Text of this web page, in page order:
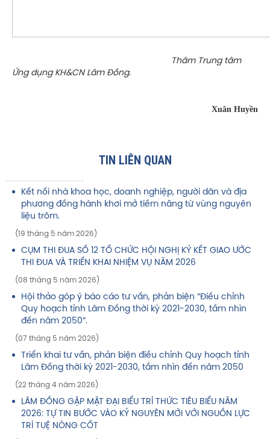
Thăm Trung tâm
Ứng dụng KH&CN Lâm Đồng.
Xuân Huyền
TIN LIÊN QUAN
Kết nối nhà khoa học, doanh nghiệp, người dân và địa
phương đồng hành khơi mở tiềm năng từ vùng nguyên
liệu trôm.
(19 tháng 5 năm 2026)
CỤM THI ĐUA SỐ 12 TỔ CHỨC HỘI NGHỊ KÝ KẾT GIAO ƯỚC
THI ĐUA VÀ TRIỂN KHAI NHIỆM VỤ NĂM 2026
(08 tháng 5 năm 2026)
Hội thảo góp ý báo cáo tư vấn, phản biện “Điều chỉnh
Quy hoạch tỉnh Lâm Đồng thời kỳ 2021-2030, tầm nhìn
đến năm 2050”.
(07 tháng 5 năm 2026)
Triển khai tư vấn, phản biện điều chỉnh Quy hoạch tỉnh
Lâm Đồng thời kỳ 2021-2030, tầm nhìn đến năm 2050
(22 tháng 4 năm 2026)
LÂM ĐỒNG GẶP MẶT ĐẠI BIỂU TRÍ THỨC TIÊU BIỂU NĂM
2026: TỰ TIN BƯỚC VÀO KỶ NGUYÊN MỚI VỚI NGUỒN LỰC
TRÍ TUỆ NÒNG CỐT